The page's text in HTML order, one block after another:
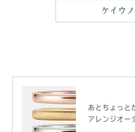
ケイウ
あとちょっと
アレンジオー